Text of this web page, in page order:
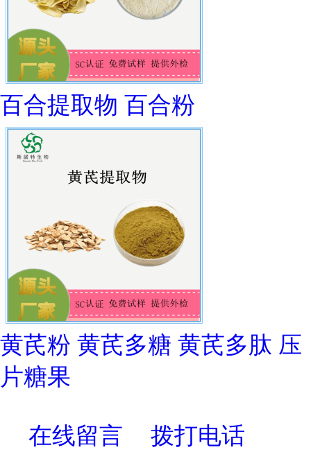
百合提取物 百合粉
黄芪粉 黄芪多糖 黄芪多肽 压
片糖果
在线留言 拨打电话